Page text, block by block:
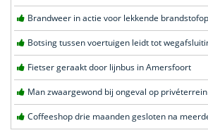
Botsing tussen voertuigen leidt tot
Fietser geraakt door lijnbus in Amersfoort
Man zwaargewond bij ongeval op